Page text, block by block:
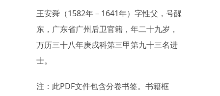
王安舜（1582年－1641年）字性父，号醒
东，广东省广州后卫官籍，年二十九岁，
万历三十八年庚戌科第三甲第九十三名进
士。
注：此PDF文件包含分卷书签。书籍框